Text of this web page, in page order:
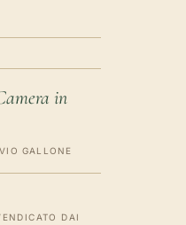
in
GALLONE
DAI